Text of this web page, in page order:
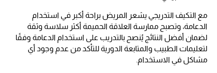
مع التكيف التدريجي يشعر المريض براحة أكبر في استخدام
الدعامة، وتصبح ممارسة العلاقة الحميمة أكثر سلاسة وثقة
لضمان أفضل النتائج يُنصح بالتدريب على استخدام الدعامة وفقًا
لتعليمات الطبيب والمتابعة الدورية للتأكد من عدم وجود أي
مشاكل في الاستخدام.